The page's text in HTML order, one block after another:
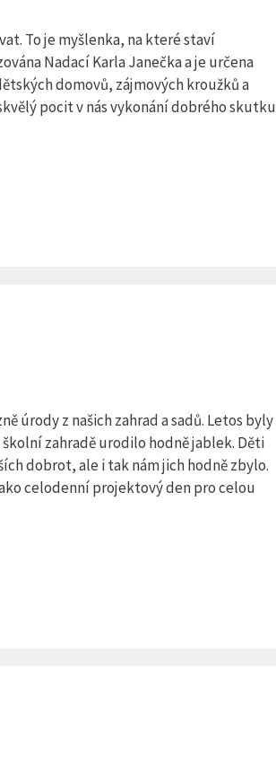
To je myšlenka, na které staví
Nadací Karla Janečka a je určena
domovů, zájmových kroužků a
pocit v nás vykonání dobrého skutku
úrody z našich zahrad a sadů. Letos byly
zahradě urodilo hodně jablek. Děti
dobrot, ale i tak nám jich hodně zbylo.
celodenní projektový den pro celou